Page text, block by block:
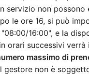
servizio non possono
le ore 16, si può
16:00", e la
orari successivi verrà
massimo di
gestore non è